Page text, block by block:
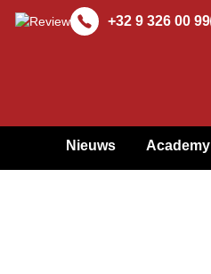
+32 9 326 00 99
Nieuws Academy